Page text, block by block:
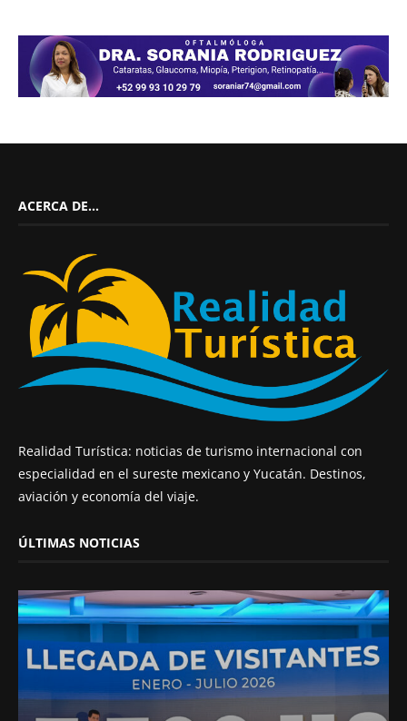
ACERCA DE…
Realidad Turística: noticias de turismo internacional con
especialidad en el sureste mexicano y Yucatán. Destinos,
aviación y economía del viaje.
ÚLTIMAS NOTICIAS